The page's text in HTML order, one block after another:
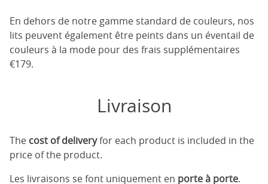
En dehors de notre gamme standard de couleurs, nos
lits peuvent également être peints dans un éventail de
couleurs à la mode pour des frais supplémentaires
€179.
Livraison
The cost of deliveryfor each product is included in the
price of the product.
Les livraisons se font uniquement en porte à porte.